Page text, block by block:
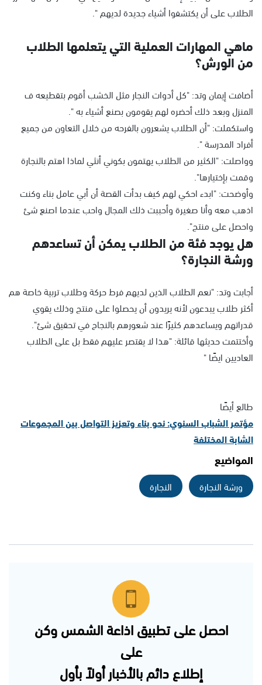
الطلاب على أن يكتشفوا أشياء جديدة لديهم ".
ماهي المهارات العملية التي يتعلمها الطلاب
من الورش؟
أضافت إيمان وتد: "كل أدوات النجار مثل الخشب أقوم بتقطيعه ف
المنزل وبعد ذلك أحضره لهم يقومون بصنع أشياء به ".
واستكملت: "أن الطلاب يشعرون بالفرحه من خلال التعاون من جميع
أفراد المدرسة ".
وواصلت: "الكثير من الطلاب يهتمون بكوني أنثي لماذا اهتم بالنجارة
وقمت بإختيارها".
وأوضحت: "ابدء احكي لهم كيف بدأت القصة أن أبي عامل بناء وكنت
اذهب معه وأنا صغيرة وأحببت ذلك المجال واحب عندما اصنع شئ
واحصل على منتج".
هل يوجد فئة من الطلاب يمكن أن تساعدهم
ورشة النجارة؟
أجابت وتد: "نعم الطلاب الذين لديهم فرط حركة وطلاب تربية خاصة هم
أكثر طلاب يبدعون لأنه يريدون أن يحصلوا على منتج وذلك يقوي
قدراتهم ويساعدهم كثيرًا عند شعورهم بالنجاح في تحقيق شئ".
وأختتمت حديثها قائلة: "هذا لا يقتصر عليهم فقط بل على الطلاب
العاديين ايضًا "
طالع أيضًا
مؤتمر الشباب السنوي: نحو بناء وتعزيز التواصل بين المجموعات
الشابة المختلفة
المواضيع
ورشة النجارة النجارة
احصل على تطبيق اذاعة الشمس وكن
على
إطلاع دائم بالأخبار أولاً بأول